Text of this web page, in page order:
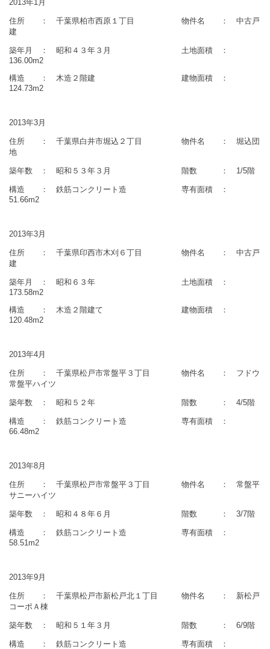
2013年1月
住所 ： 千葉県柏市西原１丁目 物件名 ： 中古戸
建
築年月 ： 昭和４３年３月 土地面積 ：
136.00m2
構造 ： 木造２階建 建物面積 ：
124.73m2
2013年3月
住所 ： 千葉県白井市堀込２丁目 物件名 ： 堀込団
地
築年数 ： 昭和５３年３月 階数 ： 1/5階
構造 ： 鉄筋コンクリート造 専有面積 ：
51.66m2
2013年3月
住所 ： 千葉県印西市木刈６丁目 物件名 ： 中古戸
建
築年月 ： 昭和６３年 土地面積 ：
173.58m2
構造 ： 木造２階建て 建物面積 ：
120.48m2
2013年4月
住所 ： 千葉県松戸市常盤平３丁目 物件名 ： フドウ
常盤平ハイツ
築年数 ： 昭和５２年 階数 ： 4/5階
構造 ： 鉄筋コンクリート造 専有面積 ：
66.48m2
2013年8月
住所 ： 千葉県松戸市常盤平３丁目 物件名 ： 常盤平
サニーハイツ
築年数 ： 昭和４８年６月 階数 ： 3/7階
構造 ： 鉄筋コンクリート造 専有面積 ：
58.51m2
2013年9月
住所 ： 千葉県松戸市新松戸北１丁目 物件名 ： 新松戸
コーポＡ棟
築年数 ： 昭和５１年３月 階数 ： 6/9階
構造 ： 鉄筋コンクリート造 専有面積 ：